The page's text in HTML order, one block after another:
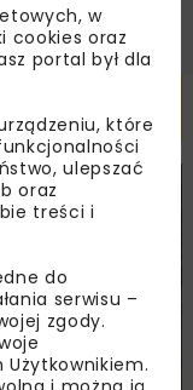
WIADOMOŚCI
w
cookies oraz
portal był dla
które
ulepszać
oraz
treści i
do
serwisu –
zgody.